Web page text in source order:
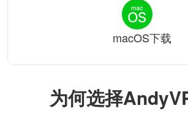
为何选择
macOS下载